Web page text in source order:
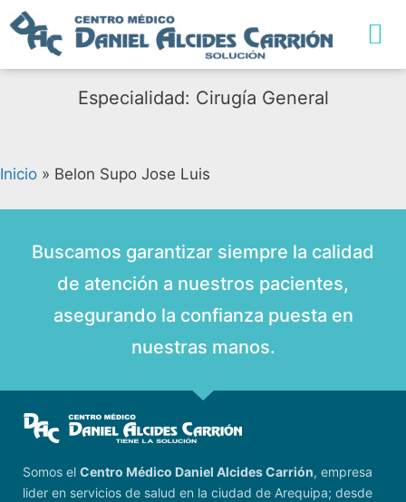
Especialidad: Cirugía General
Inicio » Belon Supo Jose Luis
Buscamos garantizar siempre la calidad
de atención a nuestros pacientes,
asegurando la confianza puesta en
nuestras manos.
Somos el Centro Médico Daniel Alcides Carrión, empresa
lider en servicios de salud en la ciudad de Arequipa; desde